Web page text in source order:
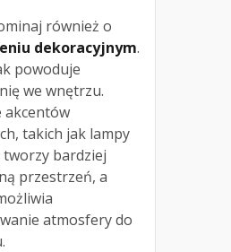
również o
dekoracyjnym.
powoduje
we wnętrzu.
akcentów
takich jak lampy
tworzy bardziej
przestrzeń, a
atmosfery do